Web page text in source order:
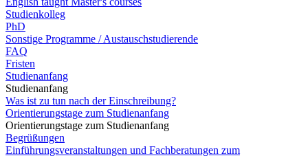
Studienkolleg
PhD
Sonstige Programme / Austauschstudierende
FAQ
Fristen
Studienanfang
Studienanfang
Was ist zu tun nach der Einschreibung?
Orientierungstage zum Studienanfang
Orientierungstage zum Studienanfang
Begrüßungen
Einführungsveranstaltungen und Fachberatungen zum